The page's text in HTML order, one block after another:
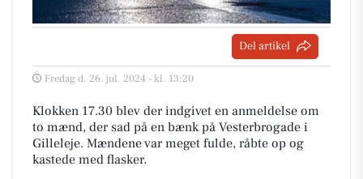
Del artikel
Fredag d. 26. jul. 2024 - kl. 13:20
Klokken 17.30 blev der indgivet en anmeldelse om
to mænd, der sad på en bænk på Vesterbrogade i
Gilleleje. Mændene var meget fulde, råbte op og
kastede med flasker.